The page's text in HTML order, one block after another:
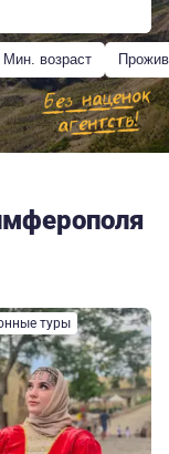
Мин. возраст
туры